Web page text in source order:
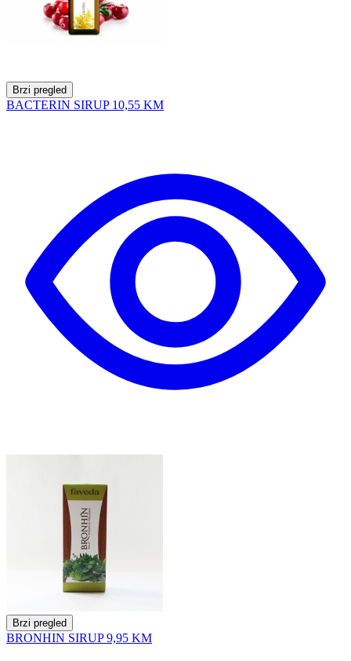
Brzi pregled
BACTERIN SIRUP 10,55 KM
Brzi pregled
BRONHIN SIRUP9,95 KM